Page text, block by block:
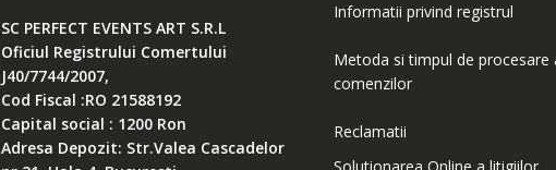
SC PERFECT EVENTS ART S.R.L
Oficiul Registrului Comertului
J40/7744/2007,
Cod Fiscal :RO 21588192
Capital social : 1200 Ron
Adresa Depozit: Str.Valea Cascadelor
Informatii privind registrul
Metoda si timpul de procesare
comenzilor
Reclamatii